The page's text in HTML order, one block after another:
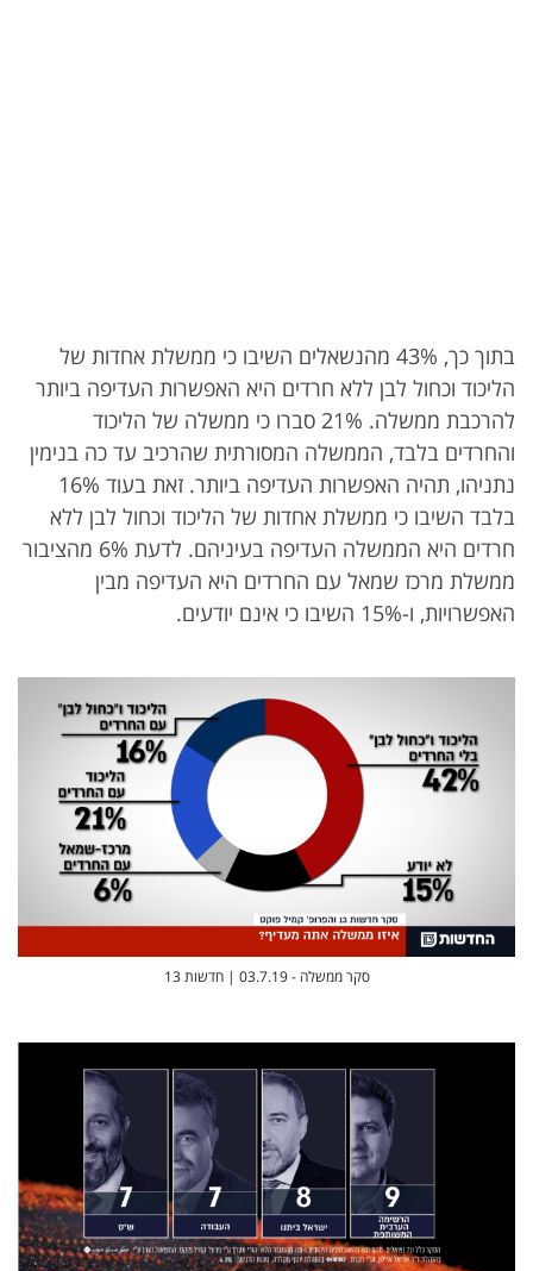
בתוך כך, 43% מהנשאלים השיבו כי ממשלת אחדות של
הליכוד וכחול לבן ללא חרדים היא האפשרות העדיפה ביותר
להרכבת ממשלה. 21% סברו כי ממשלה של הליכוד
והחרדים בלבד, הממשלה המסורתית שהרכיב עד כה בנימין
נתניהו, תהיה האפשרות העדיפה ביותר. זאת בעוד 16%
בלבד השיבו כי ממשלת אחדות של הליכוד וכחול לבן ללא
חרדים היא הממשלה העדיפה בעיניהם. לדעת 6% מהציבור
ממשלת מרכז שמאל עם החרדים היא העדיפה מבין
האפשרויות, ו-15% השיבו כי אינם יודעים.
סקר ממשלה - 03.7.19 | חדשות 13